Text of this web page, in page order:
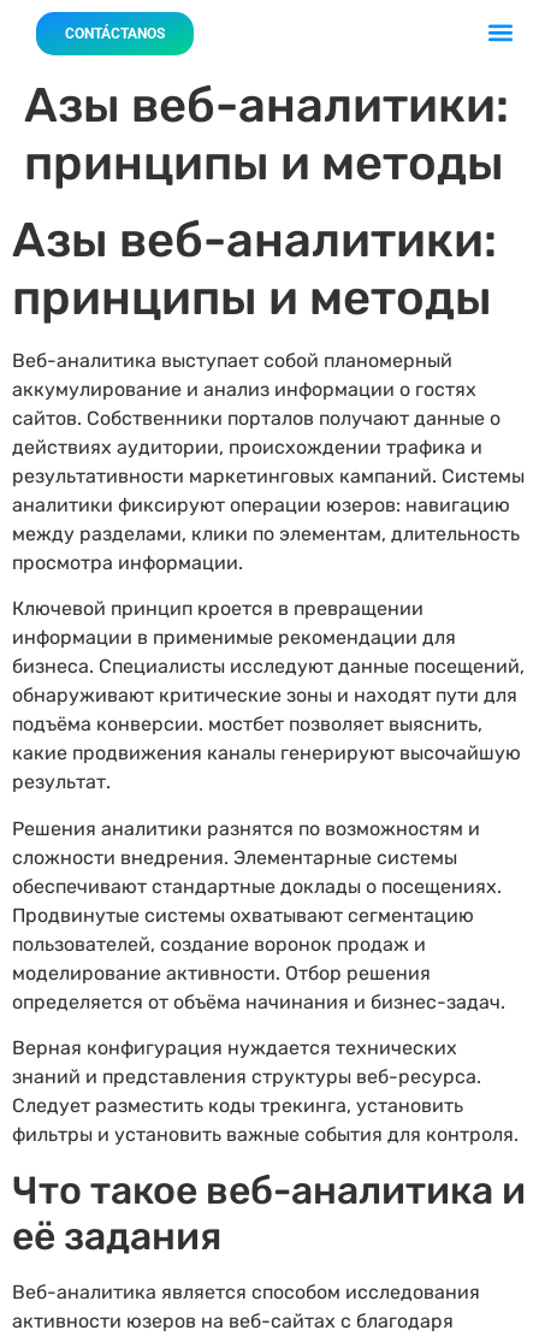
CONTÁCTANOS
Азы веб-аналитики:
принципы и методы
Азы веб-аналитики:
принципы и методы
Веб-аналитика выступает собой планомерный
аккумулирование и анализ информации о гостях
сайтов. Собственники порталов получают данные о
действиях аудитории, происхождении трафика и
результативности маркетинговых кампаний. Системы
аналитики фиксируют операции юзеров: навигацию
между разделами, клики по элементам, длительность
просмотра информации.
Ключевой принцип кроется в превращении
информации в применимые рекомендации для
бизнеса. Специалисты исследуют данные посещений,
обнаруживают критические зоны и находят пути для
подъёма конверсии. мостбет позволяет выяснить,
какие продвижения каналы генерируют высочайшую
результат.
Решения аналитики разнятся по возможностям и
сложности внедрения. Элементарные системы
обеспечивают стандартные доклады о посещениях.
Продвинутые системы охватывают сегментацию
пользователей, создание воронок продаж и
моделирование активности. Отбор решения
определяется от объёма начинания и бизнес-задач.
Верная конфигурация нуждается технических
знаний и представления структуры веб-ресурса.
Следует разместить коды трекинга, установить
фильтры и установить важные события для контроля.
Что такое веб-аналитика и
её задания
Веб-аналитика является способом исследования
активности юзеров на веб-сайтах с благодаря